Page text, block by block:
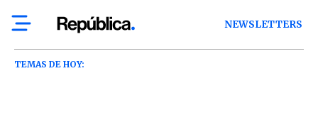
NEWSLETTERS
TEMAS DE HOY: